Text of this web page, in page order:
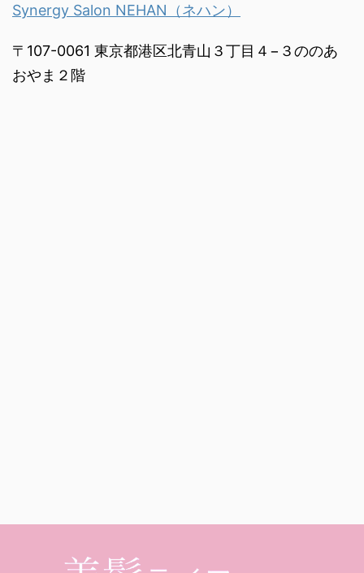
Synergy Salon NEHAN（ネハン）
〒107-0061 東京都港区北青山３丁目４−３ののあ
おやま２階